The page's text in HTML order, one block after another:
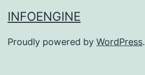
INFOENGINE
Proudly powered by WordPress.